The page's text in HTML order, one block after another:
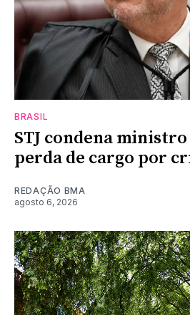
BRASIL
STJ condena
perda de cargo por
REDAÇÃO BMA
agosto 6, 2026